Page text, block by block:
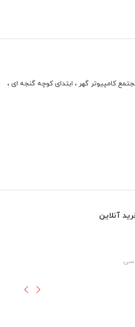
كامپيوتر گهر ، ابتدای كوچه گنجه ای ،
آنلاین
سی